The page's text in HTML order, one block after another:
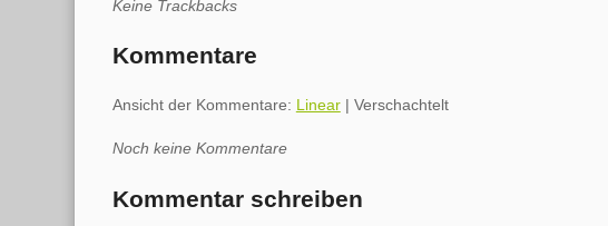
Keine Trackbacks
Kommentare
Ansicht der Kommentare: Linear| Verschachtelt
Noch keine Kommentare
Kommentar schreiben